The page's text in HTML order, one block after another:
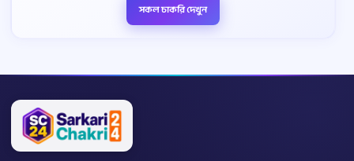
সকল চাকরি দেখুন